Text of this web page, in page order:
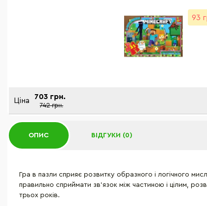
93
Ціна 703 грн.
742 грн.
ОПИС ВІДГУКИ (0)
Гра в пазли сприяє розвитку образного і логічного
правильно сприймати зв'язок між частиною і цілим,
трьох років.